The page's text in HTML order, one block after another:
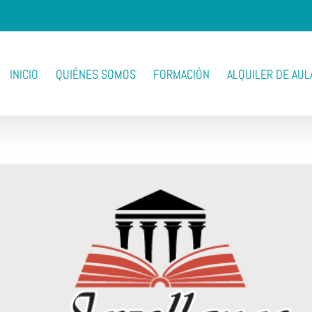
INICIO QUIÉNES SOMOS FORMACIÓN ALQUILER DE